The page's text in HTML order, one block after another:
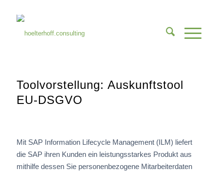
Toolvorstellung: Auskunftstool
EU-DSGVO
Mit SAP Information Lifecycle Management (ILM) liefert
die SAP ihren Kunden ein leistungsstarkes Produkt aus
mithilfe dessen Sie personenbezogene Mitarbeiterdaten